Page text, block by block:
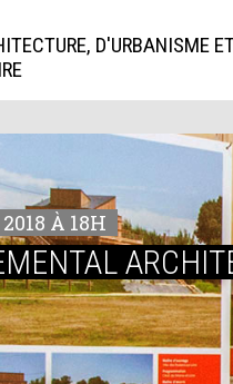
D'URBANISME
À 18H